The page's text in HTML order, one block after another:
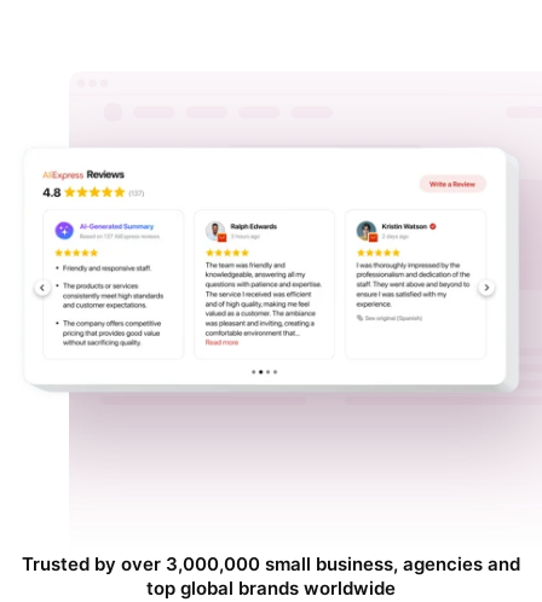
Trusted by over 3,000,000 small business, agencies and
top global brands worldwide